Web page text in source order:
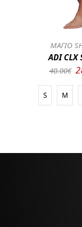
ΜΑΓΙΟ
ADI CLX
40.00€
S M